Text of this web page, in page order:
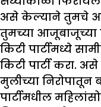
असे केल्याने तुमचे
तुमच्या आजूबाजूच्या
किटी पार्टीमध्ये
किटी पार्टी करा.
मुलीच्या निरोपातून
पार्टीमधील